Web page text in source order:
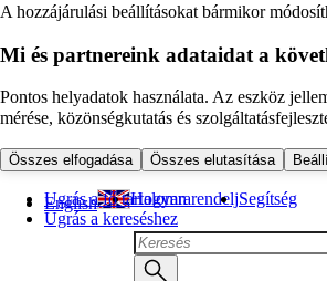
A hozzájárulási beállításokat bármikor
Mi és partnereink adataidat a
Pontos helyadatok használata. Az eszköz
mérése, közönségkutatás és
Összes elfogadása Összes elutasítása
Ugrás a fő tartalomra
Ugrás a kereséshez
English Hogyan rendeljSegítség